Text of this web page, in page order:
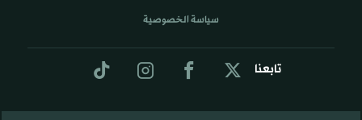
تابعنا
سياسة الخصوصية